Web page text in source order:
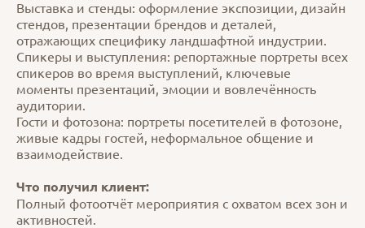
Выставка и стенды: оформление экспозиции, дизайн
стендов, презентации брендов и деталей,
отражающих специфику ландшафтной индустрии.
Спикеры и выступления: репортажные портреты всех
спикеров во время выступлений, ключевые
моменты презентаций, эмоции и вовлечённость
аудитории.
Гости и фотозона: портреты посетителей в фотозоне,
живые кадры гостей, неформальное общение и
взаимодействие.
Что получил клиент:
Полный фотоотчёт мероприятия с охватом всех зон и
активностей.